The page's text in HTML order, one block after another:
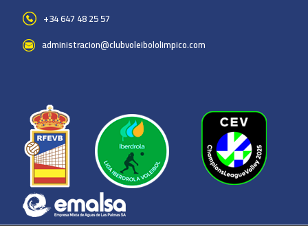
+34 647 48 25 57
administracion@clubvoleibololimpico.com